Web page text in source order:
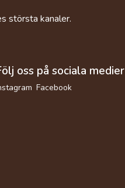
största kanaler.
oss på sociala medier
Facebook